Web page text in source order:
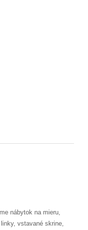
nábytok na mieru,
vstavané skrine,